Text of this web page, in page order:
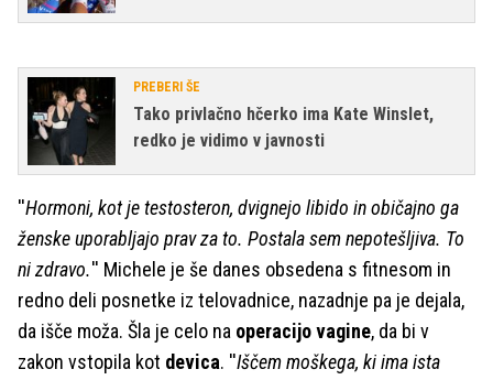
PREBERI ŠE
Tako privlačno hčerko ima Kate Winslet,
redko je vidimo v javnosti
''Hormoni, kot je testosteron, dvignejo libido in običajno ga
ženske uporabljajo prav za to. Postala sem nepotešljiva. To
ni zdravo.'' Michele je še danes obsedena s fitnesom in
redno deli posnetke iz telovadnice, nazadnje pa je dejala,
da išče moža. Šla je celo na operacijo vagine, da bi v
zakon vstopila kot devica. ''Iščem moškega, ki ima ista